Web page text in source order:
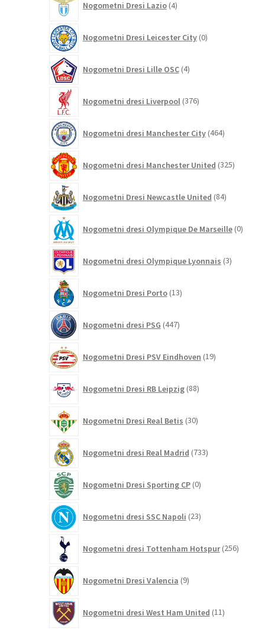
Nogometni Dresi Lazio 4izdelki
Nogometni Dresi Leicester City 0izdelkov
Nogometni Dresi Lille OSC 4izdelki
Nogometni dresi Liverpool 376izdelkov
Nogometni dresi Manchester City 464izdelkov
Nogometni dresi Manchester United 325izdelkov
Nogometni Dresi Newcastle United 84izdelkov
Nogometni dresi Olympique De Marseille 0
Nogometni dresi Olympique Lyonnais 3izdelki
Nogometni Dresi Porto 13izdelkov
Nogometni dresi PSG 447izdelkov
Nogometni Dresi PSV Eindhoven 19izdelkov
Nogometni Dresi RB Leipzig 88izdelkov
Nogometni Dresi Real Betis 30izdelkov
Nogometni dresi Real Madrid 733izdelkov
Nogometni Dresi Sporting CP 0izdelkov
Nogometni dresi SSC Napoli 23izdelkov
Nogometni dresi Tottenham Hotspur 256
Nogometni Dresi Valencia 9izdelkov
Nogometni dresi West Ham United 11izdelkov